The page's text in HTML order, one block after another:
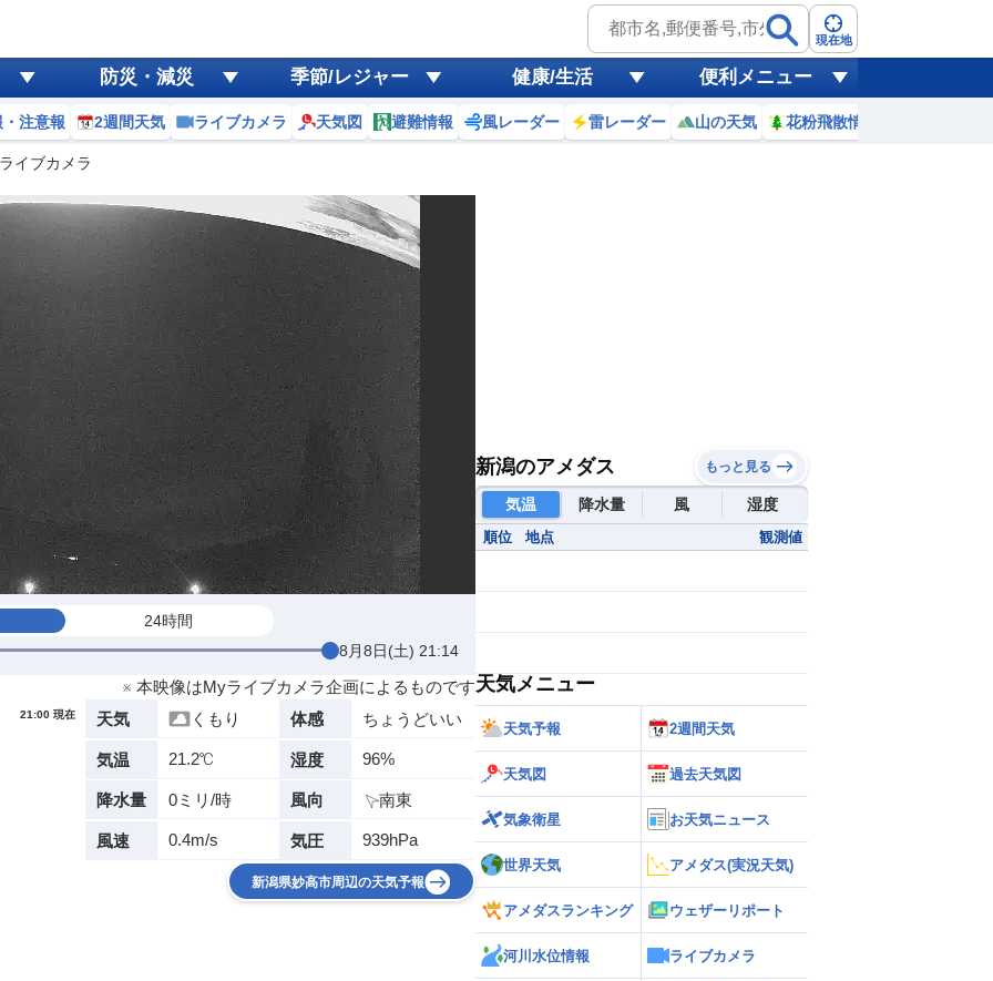
現在地
防災・減災 季節/レジャー 健康/生活 便利メニュー
注意報 2週間天気 ライブカメラ 天気図 避難情報 風レーダー 雷レーダー 山の天気 花粉飛散情報
イブカメラ
24時間
8月8日(土) 21:14
※ 本映像はMyライブカメラ企画によるものです
21:00 現在 天気 くもり 体感 ちょうどいい
気温 21.2℃ 湿度 96%
降水量 0ミリ/時 風向 南東
風速 0.4m/s 気圧 939hPa
新潟県妙高市周辺の天気予報
新潟のアメダス もっと見る
気温 降水量 風 湿度
順位 地点 観測値
天気メニュー
天気予報 2週間天気
天気図 過去天気図
気象衛星 お天気ニュース
世界天気 アメダス(実況天気)
アメダスランキング ウェザーリポート
河川水位情報 ライブカメラ